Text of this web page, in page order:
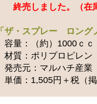
終売しました。（在
「ザ・スプレー ロン
容量：（約）1000ｃｃ
材質：ポリプロピレン
発売元：マルハチ産業
単価：1,505円＋税（